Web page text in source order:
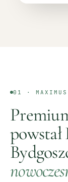
01 · MAXIMUS